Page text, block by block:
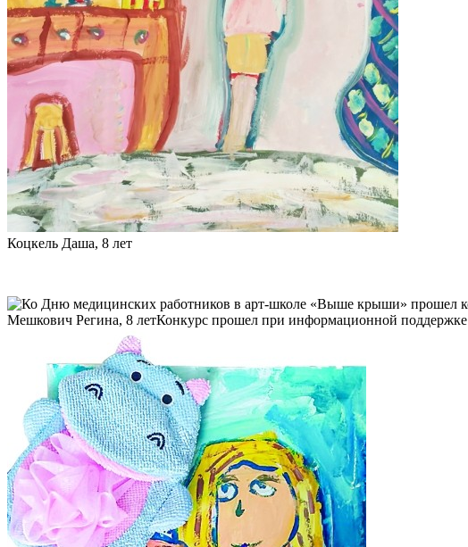
Коцкель Даша, 8 лет
Мешкович Регина, 8 летКонкурс прошел при информационной поддержке